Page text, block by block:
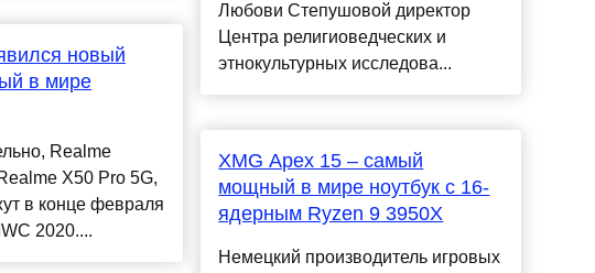
новый
в мире
Realme
X50 Pro 5G,
в конце февраля
2020....
Любови Степушовой директор
Центра религиоведческих и
этнокультурных исследова...
XMG Apex 15 – самый
мощный в мире ноутбук с 16-
ядерным Ryzen 9 3950X
Немецкий производитель игровых